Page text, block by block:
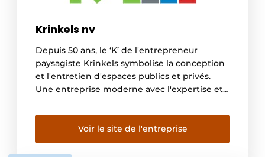
Krinkels nv
Depuis 50 ans, le ‘K’ de l'entrepreneur
paysagiste Krinkels symbolise la conception
et l'entretien d'espaces publics et privés.
Une entreprise moderne avec l'expertise et
générations. Professionnalisme, efficacité et
engagement au cœur du paysage.
Voir le site de l'entreprise